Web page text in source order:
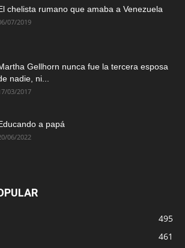
chelista rumano que amaba a Venezuela
07/2019
Gellhorn nunca fue la tercera esposa
nadie, ni...
03/2017
a papá
06/2022
495
461